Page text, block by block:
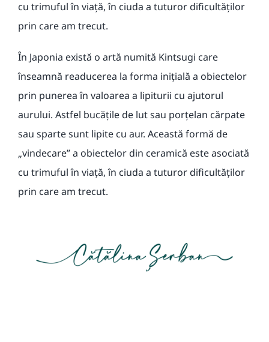
cu trimuful în viață, în ciuda a tuturor dificultăților
prin care am trecut.
În Japonia există o artă numită Kintsugi care
înseamnă readucerea la forma inițială a obiectelor
prin punerea în valoarea a lipiturii cu ajutorul
aurului. Astfel bucățile de lut sau porțelan cărpate
sau sparte sunt lipite cu aur. Această formă de
„vindecare” a obiectelor din ceramică este asociată
cu trimuful în viață, în ciuda a tuturor dificultăților
prin care am trecut.